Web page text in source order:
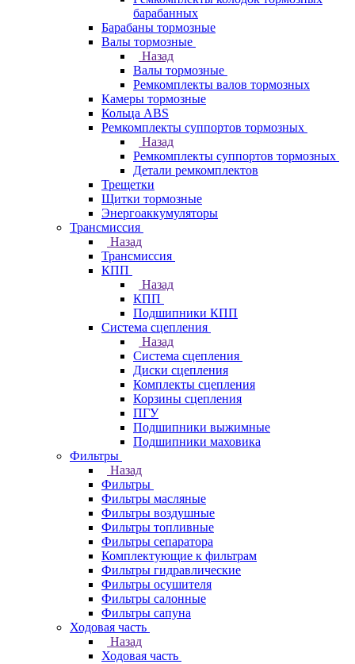
барабанных
Барабаны тормозные
Валы тормозные
Назад
Валы тормозные
Ремкомплекты валов тормозных
Камеры тормозные
Кольца ABS
Ремкомплекты суппортов тормозных
Назад
Ремкомплекты суппортов тормозных
Детали ремкомплектов
Трещетки
Щитки тормозные
Энергоаккумуляторы
Трансмиссия
Назад
Трансмиссия
КПП
Назад
КПП
Подшипники КПП
Система сцепления
Назад
Система сцепления
Диски сцепления
Комплекты сцепления
Корзины сцепления
ПГУ
Подшипники выжимные
Подшипники маховика
Фильтры
Назад
Фильтры
Фильтры масляные
Фильтры воздушные
Фильтры топливные
Фильтры сепаратора
Комплектующие к фильтрам
Фильтры гидравлические
Фильтры осушителя
Фильтры салонные
Фильтры сапуна
Ходовая часть
Назад
Ходовая часть